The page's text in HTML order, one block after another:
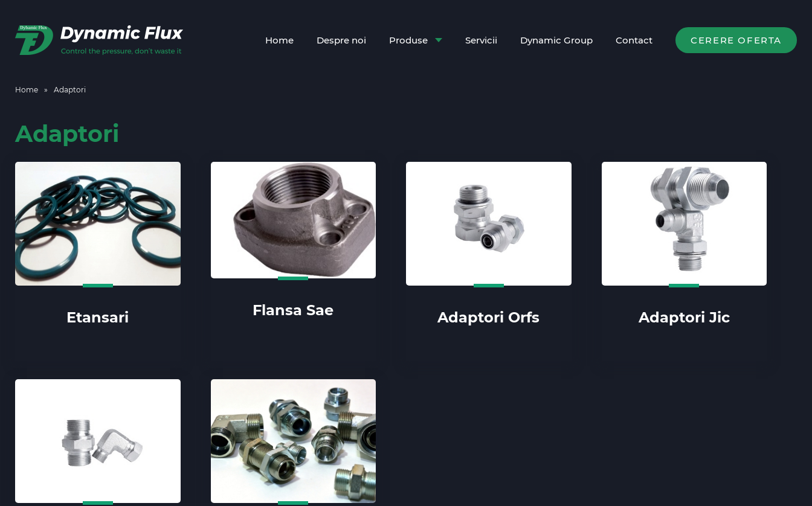
Home Despre noi Produse Servicii Dynamic Group Contact CERERE OFERTA
Home » Adaptori
Adaptori
Etansari Flansa Sae Adaptori Orfs Adaptori Jic